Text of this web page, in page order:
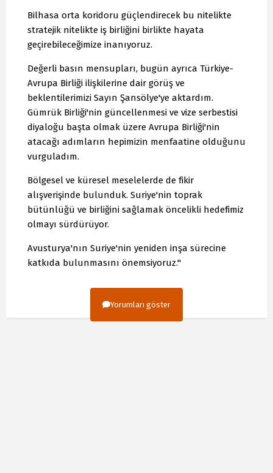
Bilhasa orta koridoru güçlendirecek bu nitelikte
stratejik nitelikte iş birliğini birlikte hayata
geçirebileceğimize inanıyoruz.
Değerli basın mensupları, bugün ayrıca Türkiye-
Avrupa Birliği ilişkilerine dair görüş ve
beklentilerimizi Sayın Şansölye'ye aktardım.
Gümrük Birliği'nin güncellenmesi ve vize serbestisi
diyaloğu başta olmak üzere Avrupa Birliği'nin
atacağı adımların hepimizin menfaatine olduğunu
vurguladım.
Bölgesel ve küresel meselelerde de fikir
alışverişinde bulunduk. Suriye'nin toprak
bütünlüğü ve birliğini sağlamak öncelikli hedefimiz
olmayı sürdürüyor.
Avusturya'nın Suriye'nin yeniden inşa sürecine
katkıda bulunmasını önemsiyoruz."
Yorumları göster